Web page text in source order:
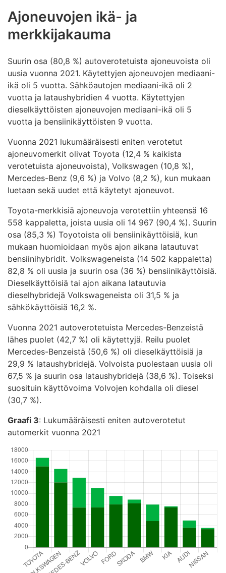
Ajoneuvojen ikä- ja
merkkijakauma
Suurin osa (80,8 %) autoverotetuista ajoneuvoista oli
uusia vuonna 2021. Käytettyjen ajoneuvojen mediaani-
ikä oli 5 vuotta. Sähköautojen mediaani-ikä oli 2
vuotta ja lataushybridien 4 vuotta. Käytettyjen
dieselkäyttöisten ajoneuvojen mediaani-ikä oli 5
vuotta ja bensiinikäyttöisten 9 vuotta.
Vuonna 2021 lukumääräisesti eniten verotetut
ajoneuvomerkit olivat Toyota (12,4 % kaikista
verotetuista ajoneuvoista), Volkswagen (10,8 %),
Mercedes-Benz (9,6 %) ja Volvo (8,2 %), kun mukaan
luetaan sekä uudet että käytetyt ajoneuvot.
Toyota-merkkisiä ajoneuvoja verotettiin yhteensä 16
558 kappaletta, joista uusia oli 14 967 (90,4 %). Suurin
osa (85,3 %) Toyotoista oli bensiinikäyttöisiä, kun
mukaan huomioidaan myös ajon aikana latautuvat
bensiinihybridit. Volkswageneista (14 502 kappaletta)
82,8 % oli uusia ja suurin osa (36 %) bensiinikäyttöisiä.
Dieselkäyttöisiä tai ajon aikana latautuvia
dieselhybridejä Volkswageneista oli 31,5 % ja
sähkökäyttöisiä 16,2 %.
Vuonna 2021 autoverotetuista Mercedes-Benzeistä
lähes puolet (42,7 %) oli käytettyjä. Reilu puolet
Mercedes-Benzeistä (50,6 %) oli dieselkäyttöisiä ja
29,9 % lataushybridejä. Volvoista puolestaan uusia oli
67,5 % ja suurin osa lataushybridejä (38,6 %). Toiseksi
suosituin käyttövoima Volvojen kohdalla oli diesel
(30,7 %).
Graafi 3: Lukumääräisesti eniten autoverotetut
automerkit vuonna 2021